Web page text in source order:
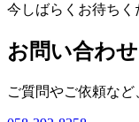
今しばらくお待ちく
お問い合わせ
ご質問やご依頼な